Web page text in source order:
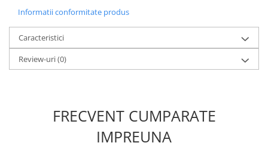
Informatii conformitate produs
Caracteristici
Review-uri(0)
FRECVENT CUMPARATE
IMPREUNA